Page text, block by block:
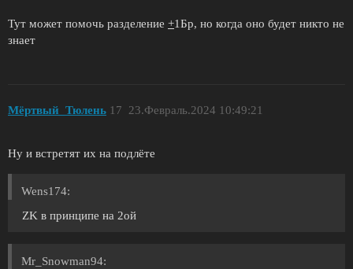
Тут может помочь разделение +1Бр, но когда оно будет никто не
знает
Мёртвый_Тюлень 23.Февраль.2024 10:49:21
17
Ну и встретят их на подлëте
Wens174:
ZK в принципе на 2ой
Mr_Snowman94: